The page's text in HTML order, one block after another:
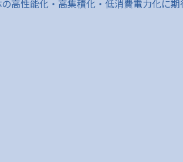
高性能化・高集積化・低消費電力化に期